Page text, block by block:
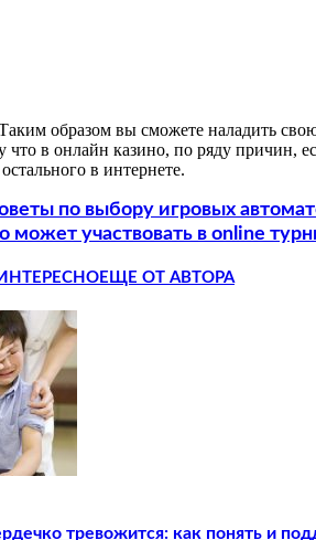
образом вы сможете наладить
что в онлайн казино, по ряду причин,
в интернете.
по выбору игровых
может участвовать в online
ЕЩЕ ОТ АВТОРА
тревожится: как понять и